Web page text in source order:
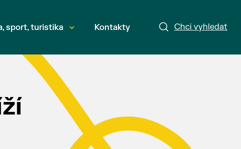
Chci vyhledat
sport, turistika Kontakty